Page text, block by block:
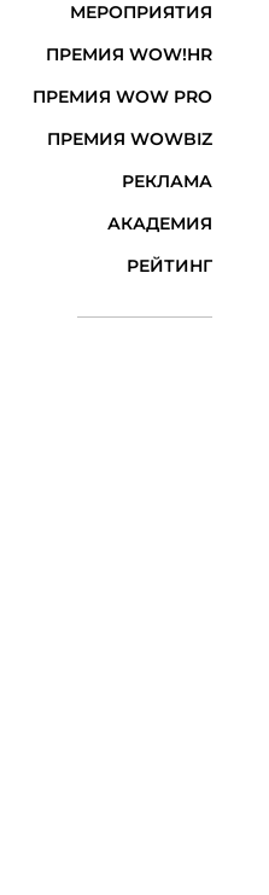
МЕРОПРИЯТИЯ
ПРЕМИЯ WOW!HR
ПРЕМИЯ WOW PRO
ПРЕМИЯ WOWBIZ
РЕКЛАМА
АКАДЕМИЯ
РЕЙТИНГ